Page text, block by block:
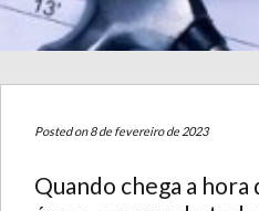
Posted on 8 de fevereiro de 2023
Quando chega a